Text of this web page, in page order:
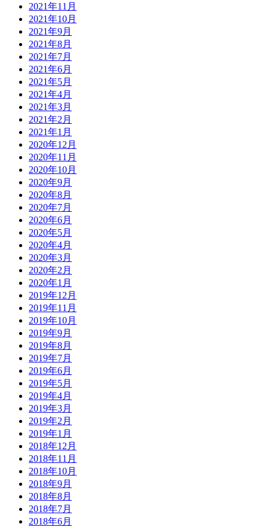
2021年11月
2021年10月
2021年9月
2021年8月
2021年7月
2021年6月
2021年5月
2021年4月
2021年3月
2021年2月
2021年1月
2020年12月
2020年11月
2020年10月
2020年9月
2020年8月
2020年7月
2020年6月
2020年5月
2020年4月
2020年3月
2020年2月
2020年1月
2019年12月
2019年11月
2019年10月
2019年9月
2019年8月
2019年7月
2019年6月
2019年5月
2019年4月
2019年3月
2019年2月
2019年1月
2018年12月
2018年11月
2018年10月
2018年9月
2018年8月
2018年7月
2018年6月